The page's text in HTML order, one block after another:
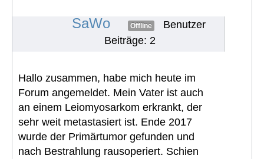
SaWo Offline
Benutzer
Beiträge: 2
Hallo zusammen, habe mich heute im
Forum angemeldet. Mein Vater ist auch
an einem Leiomyosarkom erkrankt, der
sehr weit metastasiert ist. Ende 2017
wurde der Primärtumor gefunden und
nach Bestrahlung rausoperiert. Schien